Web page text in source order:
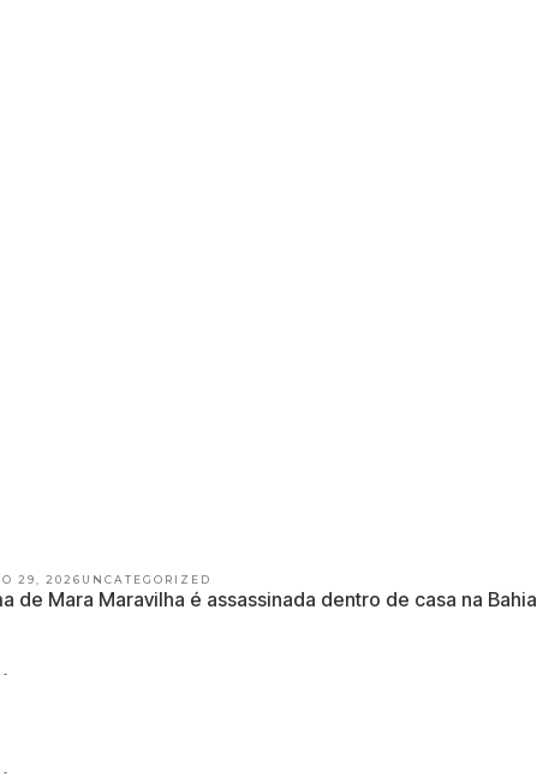
29, 2026 UNCATEGORIZED
de Mara Maravilha é assassinada dentro de casa na Bahia
-
-